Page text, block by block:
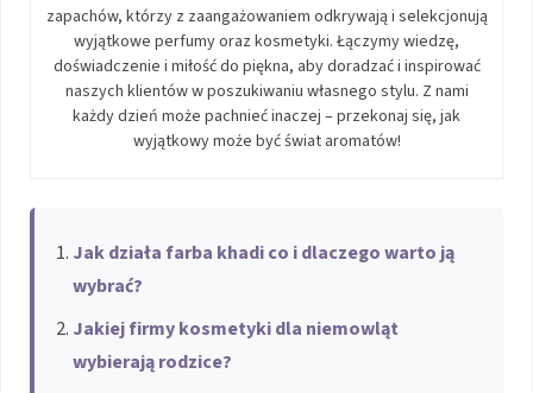
zapachów, którzy z zaangażowaniem odkrywają i selekcjonują
wyjątkowe perfumy oraz kosmetyki. Łączymy wiedzę,
doświadczenie i miłość do piękna, aby doradzać i inspirować
naszych klientów w poszukiwaniu własnego stylu. Z nami
każdy dzień może pachnieć inaczej – przekonaj się, jak
wyjątkowy może być świat aromatów!
Jak działa farba khadi co i dlaczego warto ją
wybrać?
Jakiej firmy kosmetyki dla niemowląt
wybierają rodzice?